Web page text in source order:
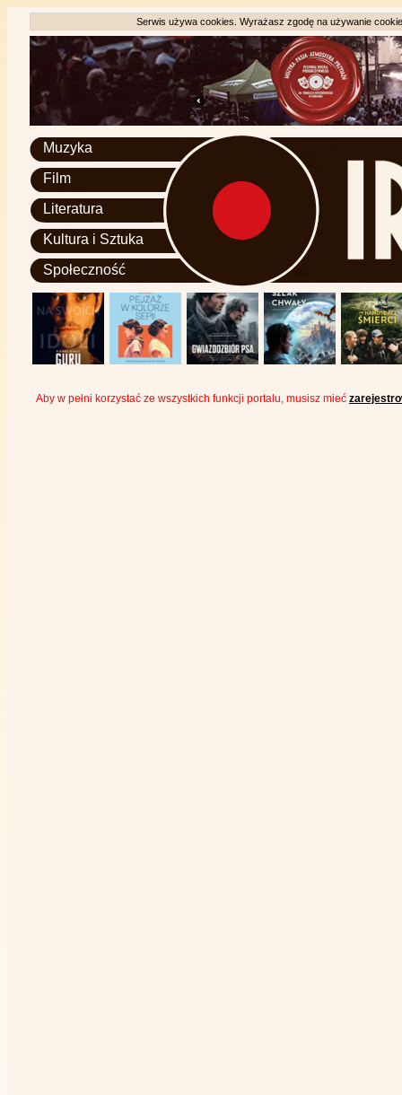
Serwis używa cookies. Wyrażasz zgodę na używanie
Muzyka
Film
Literatura
Kultura i Sztuka
Społeczność
Aby w pełni korzystać ze wszystkich funkcji portalu, musisz mieć